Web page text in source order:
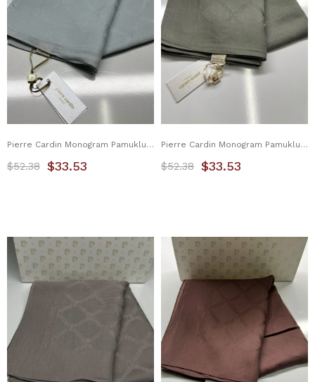
Pierre Cardin Monogram Pamuklu Şal 1080800-972
$33.53
$52.38
Pierre Cardin Monogram Pamuklu Şal 1080800-974
$33.53
$52.38